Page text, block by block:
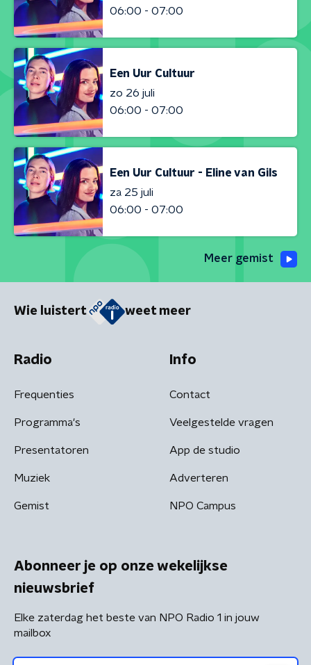
06:00 - 07:00
Een Uur Cultuur
zo 26 juli
06:00 - 07:00
Een Uur Cultuur - Eline van Gils
za 25 juli
06:00 - 07:00
Meer gemist
Wie luistert weet meer
Radio
Frequenties
Programma's
Presentatoren
Muziek
Gemist
Info
Contact
Veelgestelde vragen
App de studio
Adverteren
NPO Campus
Abonneer je op onze wekelijkse
nieuwsbrief
Elke zaterdag het beste van NPO Radio 1 in jouw
mailbox